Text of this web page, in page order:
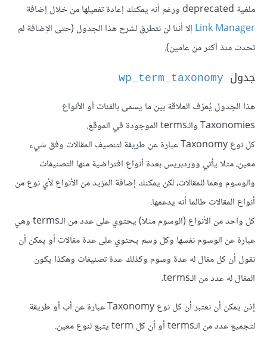
ملغية deprecated ورغم أنه يمكنك إعادة تفعيلها من خلال إضافة
Link Manager إلا أننا لن نتطرق لشرح هذا الجدول (حتى الإضافة لم
تحدث منذ أكثر من عامين).
جدول wp_term_taxonomy
هذا الجدول يُعرّف العلاقة بين ما يسمى بالفئات أو الأنواع
Taxonomies والـterms الموجودة في الموقع.
كل نوع Taxonomy عبارة عن طريقة لتنصيف المقالات وفق شيء
معين، مثلا يأتي ووردبريس بعدة أنواع افتراضية منها التصنيفات
والوسوم وهما للمقالات، لكن يمكنك إضافة المزيد من الأنواع لأي نوع من
أنواع المقالات طالما أنه يدعمها.
كل واحد من الأنواع (الوسوم مثلا) يحتوي على عدد من الـterms وهي
عبارة عن الوسوم نفسها وكل وسم يحتوي على عدة مقالات أو يمكن أن
نقول أن كل مقال له عدة وسوم وكذلك عدة تصنيفات وهكذا يكون
المقال له عدد من الـterms.
إذن يمكن أن نعتبر أن كل نوع Taxonomy عبارة عن أب أو طريقة
لتجميع عدد من الـterms أو أن كل term يتبع لنوع معين.